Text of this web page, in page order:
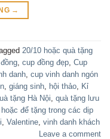
→
20/10 hoặc quà tặng
, cup đồng đẹp, Cup
danh, cup vinh danh ngón
, giáng sinh, hội thảo, Kỉ
tặng Hà Nội, quà tặng lưu
để tặng trong các dịp
, Valentine, vinh danh khách
Leave a comment